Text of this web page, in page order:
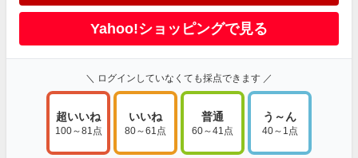
Yahoo!ショッピングで見る
＼ ログインしていなくても採点できます ／
超いいね
100～81点
いいね
80～61点
普通
60～41点
う～ん
40～1点